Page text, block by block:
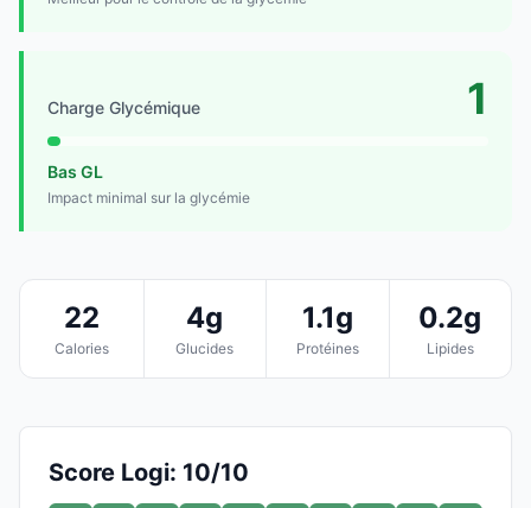
Charge Glycémique 1
Bas GL
Impact minimal sur la glycémie
22
Calories
4g
Glucides
1.1g
Protéines
0.2g
Lipides
Score Logi: 10/10